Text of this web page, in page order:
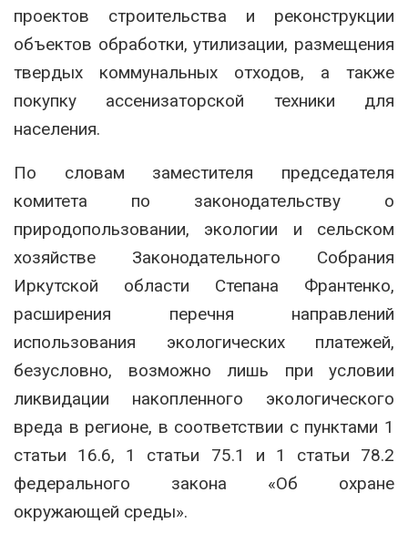
проектов строительства и реконструкции
объектов обработки, утилизации, размещения
твердых коммунальных отходов, а также
покупку ассенизаторской техники для
населения.
По словам заместителя председателя
комитета по законодательству о
природопользовании, экологии и сельском
хозяйстве Законодательного Собрания
Иркутской области Степана Франтенко,
расширения перечня направлений
использования экологических платежей,
безусловно, возможно лишь при условии
ликвидации накопленного экологического
вреда в регионе, в соответствии с пунктами 1
статьи 16.6, 1 статьи 75.1 и 1 статьи 78.2
федерального закона «Об охране
окружающей среды».